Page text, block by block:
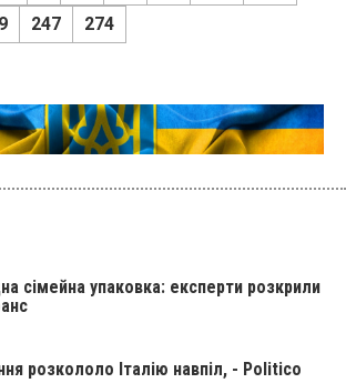
247 274
сімейна упаковка: експерти розкрили
розкололо Італію навпіл, - Politico